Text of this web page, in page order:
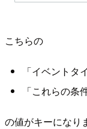
こちらの
「イベントタ
「これらの条
の値がキーになり